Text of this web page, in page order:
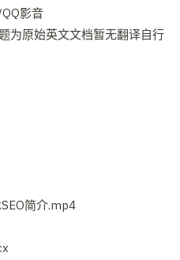
影音
为原始英文文档暂无翻译自行
简介.mp4